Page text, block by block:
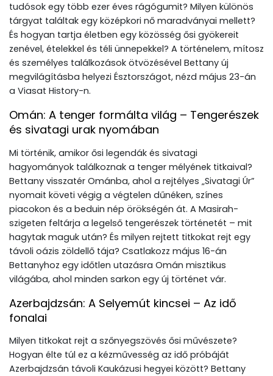
tudósok egy több ezer éves rágógumit? Milyen különös
tárgyat találtak egy középkori nő maradványai mellett?
És hogyan tartja életben egy közösség ősi gyökereit
zenével, ételekkel és téli ünnepekkel? A történelem, mítosz
és személyes találkozások ötvözésével Bettany új
megvilágításba helyezi Észtországot, nézd május 23-án
a Viasat History-n.
Omán: A tenger formálta világ – Tengerészek
és sivatagi urak nyomában
Mi történik, amikor ősi legendák és sivatagi
hagyományok találkoznak a tenger mélyének titkaival?
Bettany visszatér Ománba, ahol a rejtélyes „Sivatagi Úr”
nyomait követi végig a végtelen dűnéken, színes
piacokon és a beduin nép örökségén át. A Masirah-
szigeten feltárja a legelső tengerészek történetét – mit
hagytak maguk után? És milyen rejtett titkokat rejt egy
távoli oázis zöldellő tája? Csatlakozz május 16-án
Bettanyhoz egy időtlen utazásra Omán misztikus
világába, ahol minden sarkon egy új történet vár.
Azerbajdzsán: A Selyemút kincsei – Az idő
fonalai
Milyen titkokat rejt a szőnyegszövés ősi művészete?
Hogyan élte túl ez a kézművesség az idő próbáját
Azerbajdzsán távoli Kaukázusi hegyei között? Bettany